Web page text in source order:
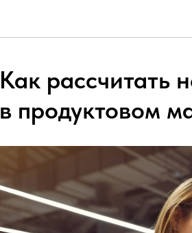
Как рассчитать
в продуктовом